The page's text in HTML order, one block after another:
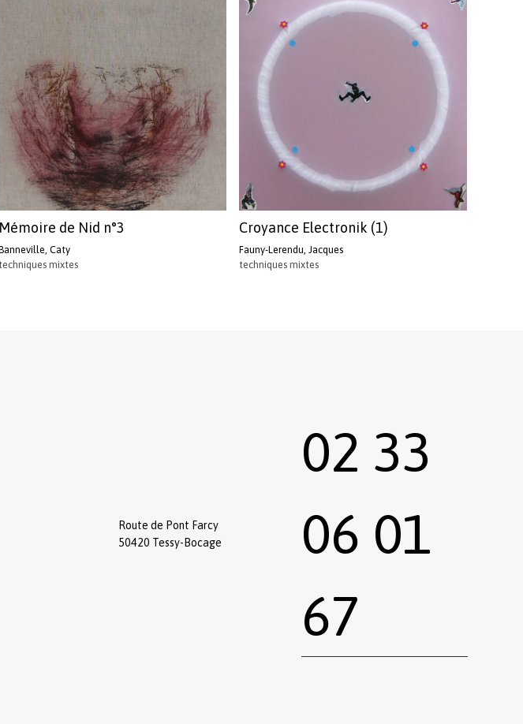
Mémoire de Nid n°3
Caty
techniques mixtes
Croyance Electronik (1)
Fauny-Lerendu, Jacques
techniques mixtes
Route de Pont Farcy
50420 Tessy-Bocage
02 33
06 01
67